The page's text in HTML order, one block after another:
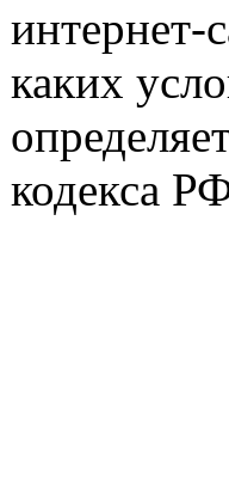
интернет-
каких
кодекса